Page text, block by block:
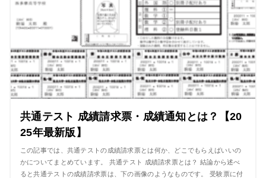
共通テスト 成績請求票・成績通知とは？【20
25年最新版】
この記事では、共通テストの成績請求票とは何か、どこでもらえばいいの
かについてまとめています。 共通テスト 成績請求票とは？ 結論から述べ
ると共通テストの成績請求票は、下の画像のようなものです。 受験票に付